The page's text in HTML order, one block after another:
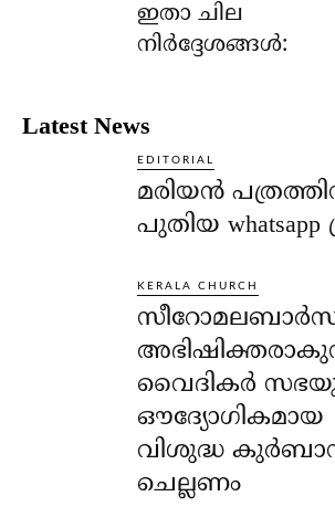
ഇതാ ചില
നിര്‍ദ്ദേശങ്ങള്‍:
Latest News
EDITORIAL
മരിയൻ
പുതിയ whatsapp
KERALA CHURCH
വൈദികർ
ഔദ്യോഗികമായ
വിശുദ്ധ
ചെല്ലണം